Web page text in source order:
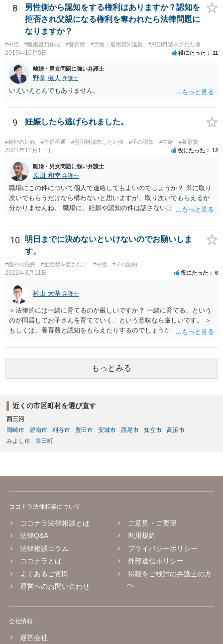
務も生じることになります。なお、妊娠中の胎児については、（事前
に話し合って養育費の取り決めをしておくことはできますが、母親が
胎児を代理して）養育費を請求することはできません。
8
男性側から認知をする権利はありますか？認知を
拒否され父親になる権利を奪われたら法律問題に
なりますか？
#中絶 #離婚書類作成 #養育費 #労働・雇用契約違反 #慰謝料請求された側
2019年10月5日 役にたった 11
離婚・男女問題に強い弁護士
野条 健人 弁護士
いえいえとんでもありません。
9 妊娠したら逃げられました。
#婚外の妊娠 #音信不通 #慰謝料請求したい側 #子の認知 #中絶 #養育費
2021年12月11日 役にたった 12
離婚・男女問題に強い弁護士
原田 和幸 弁護士
職場にこの件について個人で連絡してもよいのでしょうか？ 単に取り
次いでもらうだけなら構わないと思いますが、取り次いでもらえるか
分かりませんね。 職場に、妊娠や認知の件は話さないほうがよいと思
難しいと思われれば、弁護士に入ってもらうことも検討されてくださ
い。 一度、お近くの弁護士に相談されてみてもよいと思います。
10
明日までに決めないといけないのでお願いしま
す。
#婚外の妊娠 #生活費を渡さない #中絶 #子の認知
2022年3月11日 役にたった 6
村山 大基 弁護士
＞法律的には一緒に育てるのが厳しいですか？ 一緒に育てる、という
のが同居してお子さんを育てていく、という意味なら厳しいです。 ＞
もしくは、養育費と認知をもらえたりするのでしょうか、 相手が認知
す。 また、認知されたことを前提に、父親として子を養う義務があり
ますので、 養育費を請求できます。 ただ、極端な話相手に収入がなか
ったり、行方不明だったりすると、実際上の回収が難しい可能性はあ
ります。
もっとみる
近くの市区町村を選び直す
西三河
岡崎市
碧南市 刈谷市 豊田市 安城市 西尾市 知立市
高浜市
みよし市
幸田町
ココナラ法律相談について
ココナラ法律相談とは
法律Q&A
法律相談コラム
ココナラとは
よくあるご質問
運営へのお問い合わせ
ご意見・ご要望
利用規約
プライバシーポリシー
外部送信ポリシー
掲載をご検討の弁護士の方
へ
会社情報
運営会社